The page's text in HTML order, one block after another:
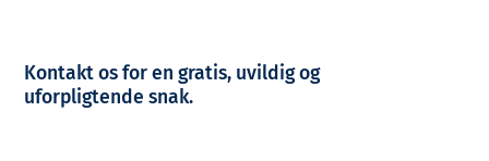
Kontakt os for en gratis, uvildig og
uforpligtende snak.